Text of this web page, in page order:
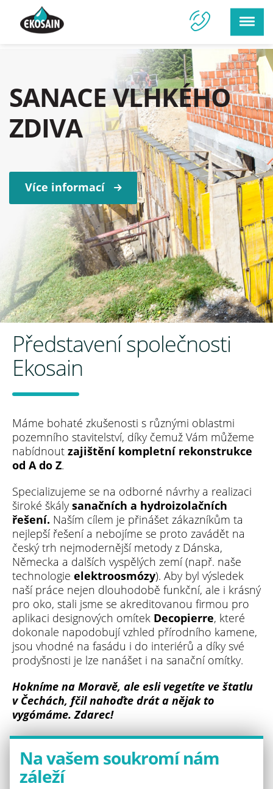
Na vašem soukromí nám
záleží
SANACE VLHKÉHO
ZDIVA
Více informací
Představení společnosti
Ekosain
Máme bohaté zkušenosti s různými oblastmi
pozemního stavitelství, díky čemuž Vám můžeme
nabídnout zajištění kompletní rekonstrukce
od A do Z.
Specializujeme se na odborné návrhy a realizaci
široké škály sanačních a hydroizolačních
řešení. Naším cílem je přinášet zákazníkům ta
nejlepší řešení a nebojíme se proto zavádět na
český trh nejmodernější metody z Dánska,
Německa a dalších vyspělých zemí (např. naše
technologie elektroosmózy). Aby byl výsledek
naší práce nejen dlouhodobě funkční, ale i krásný
pro oko, stali jsme se akreditovanou firmou pro
aplikaci designových omítek Decopierre, které
dokonale napodobují vzhled přírodního kamene,
jsou vhodné na fasádu i do interiérů a díky své
prodyšnosti je lze nanášet i na sanační omítky.
Hokníme na Moravě, ale esli vegetíte ve štatlu
v Čechách, fčil nahoďte drát a nějak to
vygómáme. Zdarec!
Aktuality